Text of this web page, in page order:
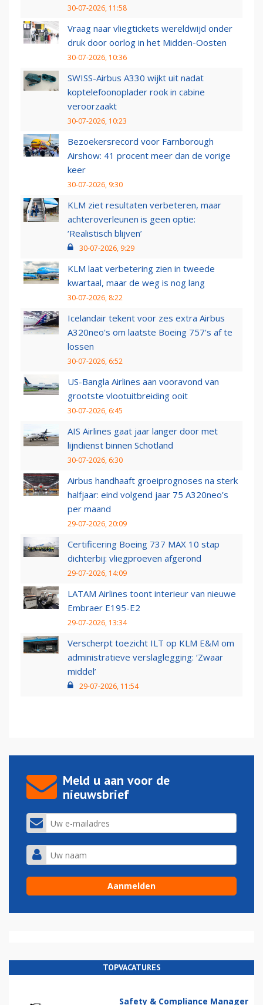
30-07-2026, 11:58
Vraag naar vliegtickets wereldwijd onder
druk door oorlog in het Midden-Oosten
30-07-2026, 10:36
SWISS-Airbus A330 wijkt uit nadat
koptelefoonoplader rook in cabine
veroorzaakt
30-07-2026, 10:23
Bezoekersrecord voor Farnborough
Airshow: 41 procent meer dan de vorige
keer
30-07-2026, 9:30
KLM ziet resultaten verbeteren, maar
achteroverleunen is geen optie:
‘Realistisch blijven’
30-07-2026, 9:29
KLM laat verbetering zien in tweede
kwartaal, maar de weg is nog lang
30-07-2026, 8:22
Icelandair tekent voor zes extra Airbus
A320neo's om laatste Boeing 757's af te
lossen
30-07-2026, 6:52
US-Bangla Airlines aan vooravond van
grootste vlootuitbreiding ooit
30-07-2026, 6:45
AIS Airlines gaat jaar langer door met
lijndienst binnen Schotland
30-07-2026, 6:30
Airbus handhaaft groeiprognoses na sterk
halfjaar: eind volgend jaar 75 A320neo’s
per maand
29-07-2026, 20:09
Certificering Boeing 737 MAX 10 stap
dichterbij: vliegproeven afgerond
29-07-2026, 14:09
LATAM Airlines toont interieur van nieuwe
Embraer E195-E2
29-07-2026, 13:34
Verscherpt toezicht ILT op KLM E&M om
administratieve verslaglegging: ‘Zwaar
middel’
29-07-2026, 11:54
Meld u aan voor de
nieuwsbrief
TOPVACATURES
Safety & Compliance Manager